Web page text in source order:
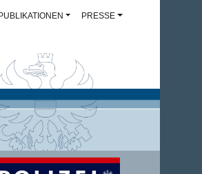
PUBLIKATIONEN PRESSE